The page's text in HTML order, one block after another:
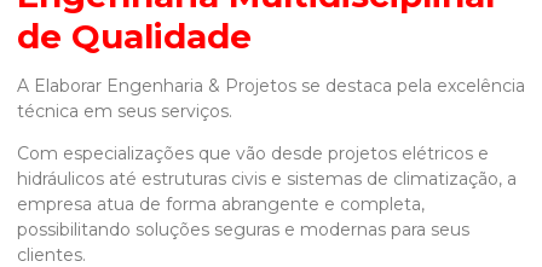
de Qualidade
A Elaborar Engenharia & Projetos se destaca pela excelência
técnica em seus serviços.
Com especializações que vão desde projetos elétricos e
hidráulicos até estruturas civis e sistemas de climatização, a
empresa atua de forma abrangente e completa,
possibilitando soluções seguras e modernas para seus
clientes.